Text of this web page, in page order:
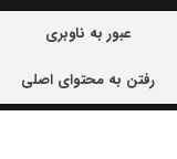
عبور به ناوبری
رفتن به محتوای اصلی